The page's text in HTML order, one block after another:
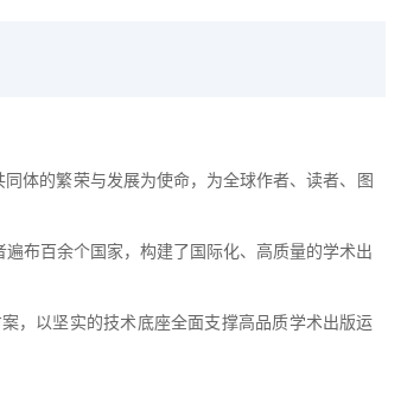
体的繁荣与发展为使命，为全球作者、读者、图
布百余个国家，构建了国际化、高质量的学术出
，以坚实的技术底座全面支撑高品质学术出版运